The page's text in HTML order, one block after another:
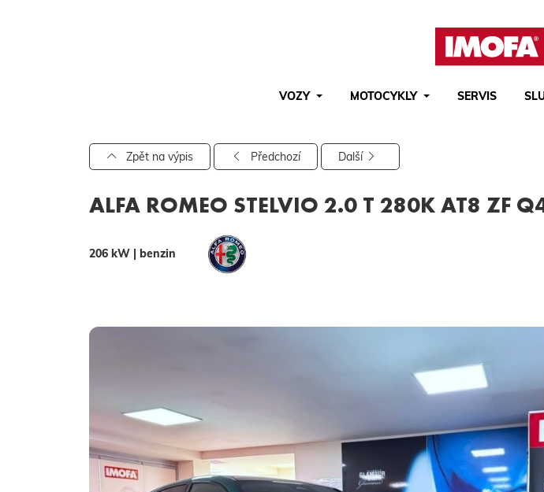
VOZY MOTOCYKLY SERVIS
Pro vyhledávání zadejte alespoň 3 znaky.
Zpět na výpis Předchozí Další
ALFA ROMEO STELVIO 2.0 T 280K AT8 ZF
206 kW | benzin